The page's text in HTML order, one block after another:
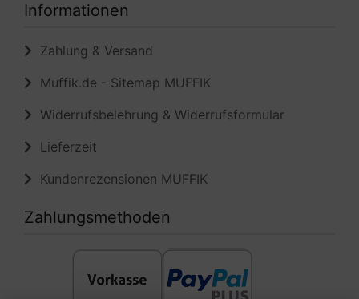
Informationen
Zahlung & Versand
Muffik.de - Sitemap MUFFIK
Widerrufsbelehrung & Widerrufsformular
Lieferzeit
Kundenrezensionen MUFFIK
Zahlungsmethoden